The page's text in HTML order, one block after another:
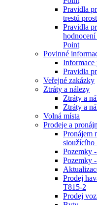
Pravidla
trestů
Pravidla
Point
Povinné
Informace
Pravidla
Veřejné zakázky
Ztráty a nálezy
Ztráty a
Ztráty a
Volná místa
Prodeje a
Pronájem
sloužícího
Pozemky
Pozemky
Prodej
T815-2
Prodej